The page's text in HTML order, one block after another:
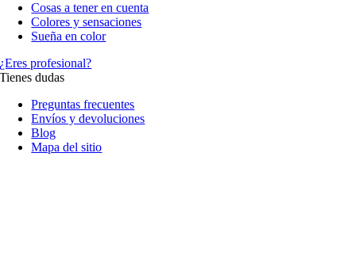
Cosas a tener en cuenta
Colores y sensaciones
Sueña en color
¿Eres profesional?
Tienes dudas
Preguntas frecuentes
Envíos y devoluciones
Blog
Mapa del sitio